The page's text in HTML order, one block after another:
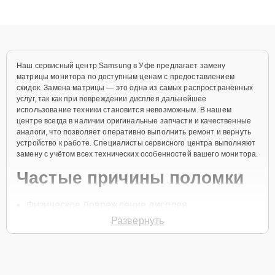
Наш сервисный центр Samsung в Уфе предлагает замену
матрицы монитора по доступным ценам с предоставлением
скидок. Замена матрицы — это одна из самых распространённых
услуг, так как при повреждении дисплея дальнейшее
использование техники становится невозможным. В нашем
центре всегда в наличии оригинальные запчасти и качественные
аналоги, что позволяет оперативно выполнить ремонт и вернуть
устройство к работе. Специалисты сервисного центра выполняют
замену с учётом всех технических особенностей вашего монитора.
Частые причины поломки
Появление битых пикселей
Развернуть